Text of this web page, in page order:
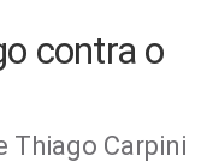
contra o
Thiago Carpini